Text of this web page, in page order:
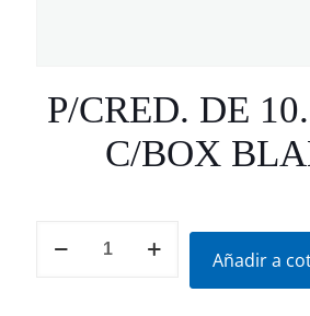
P/CRED. DE
C/BOX
Añadir a